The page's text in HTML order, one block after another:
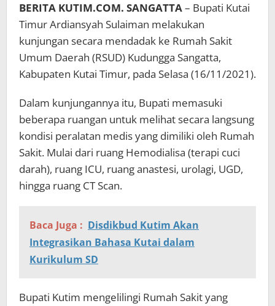
BERITA KUTIM.COM. SANGATTA– Bupati Kutai
Timur Ardiansyah Sulaiman melakukan
kunjungan secara mendadak ke Rumah Sakit
Umum Daerah (RSUD) Kudungga Sangatta,
Kabupaten Kutai Timur, pada Selasa (16/11/2021).
Dalam kunjungannya itu, Bupati memasuki
beberapa ruangan untuk melihat secara langsung
kondisi peralatan medis yang dimiliki oleh Rumah
Sakit. Mulai dari ruang Hemodialisa (terapi cuci
darah), ruang ICU, ruang anastesi, urolagi, UGD,
hingga ruang CT Scan.
Baca Juga : Disdikbud Kutim Akan
Integrasikan Bahasa Kutai dalam
Kurikulum SD
Bupati Kutim mengelilingi Rumah Sakit yang